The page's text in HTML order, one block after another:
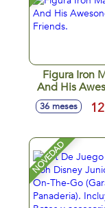
Figura Iron
And His
Friends.
36 meses
NOVEDAD